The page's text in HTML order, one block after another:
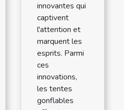
innovantes qui
captivent
l'attention et
marquent les
esprits. Parmi
ces
innovations,
les tentes
gonflables